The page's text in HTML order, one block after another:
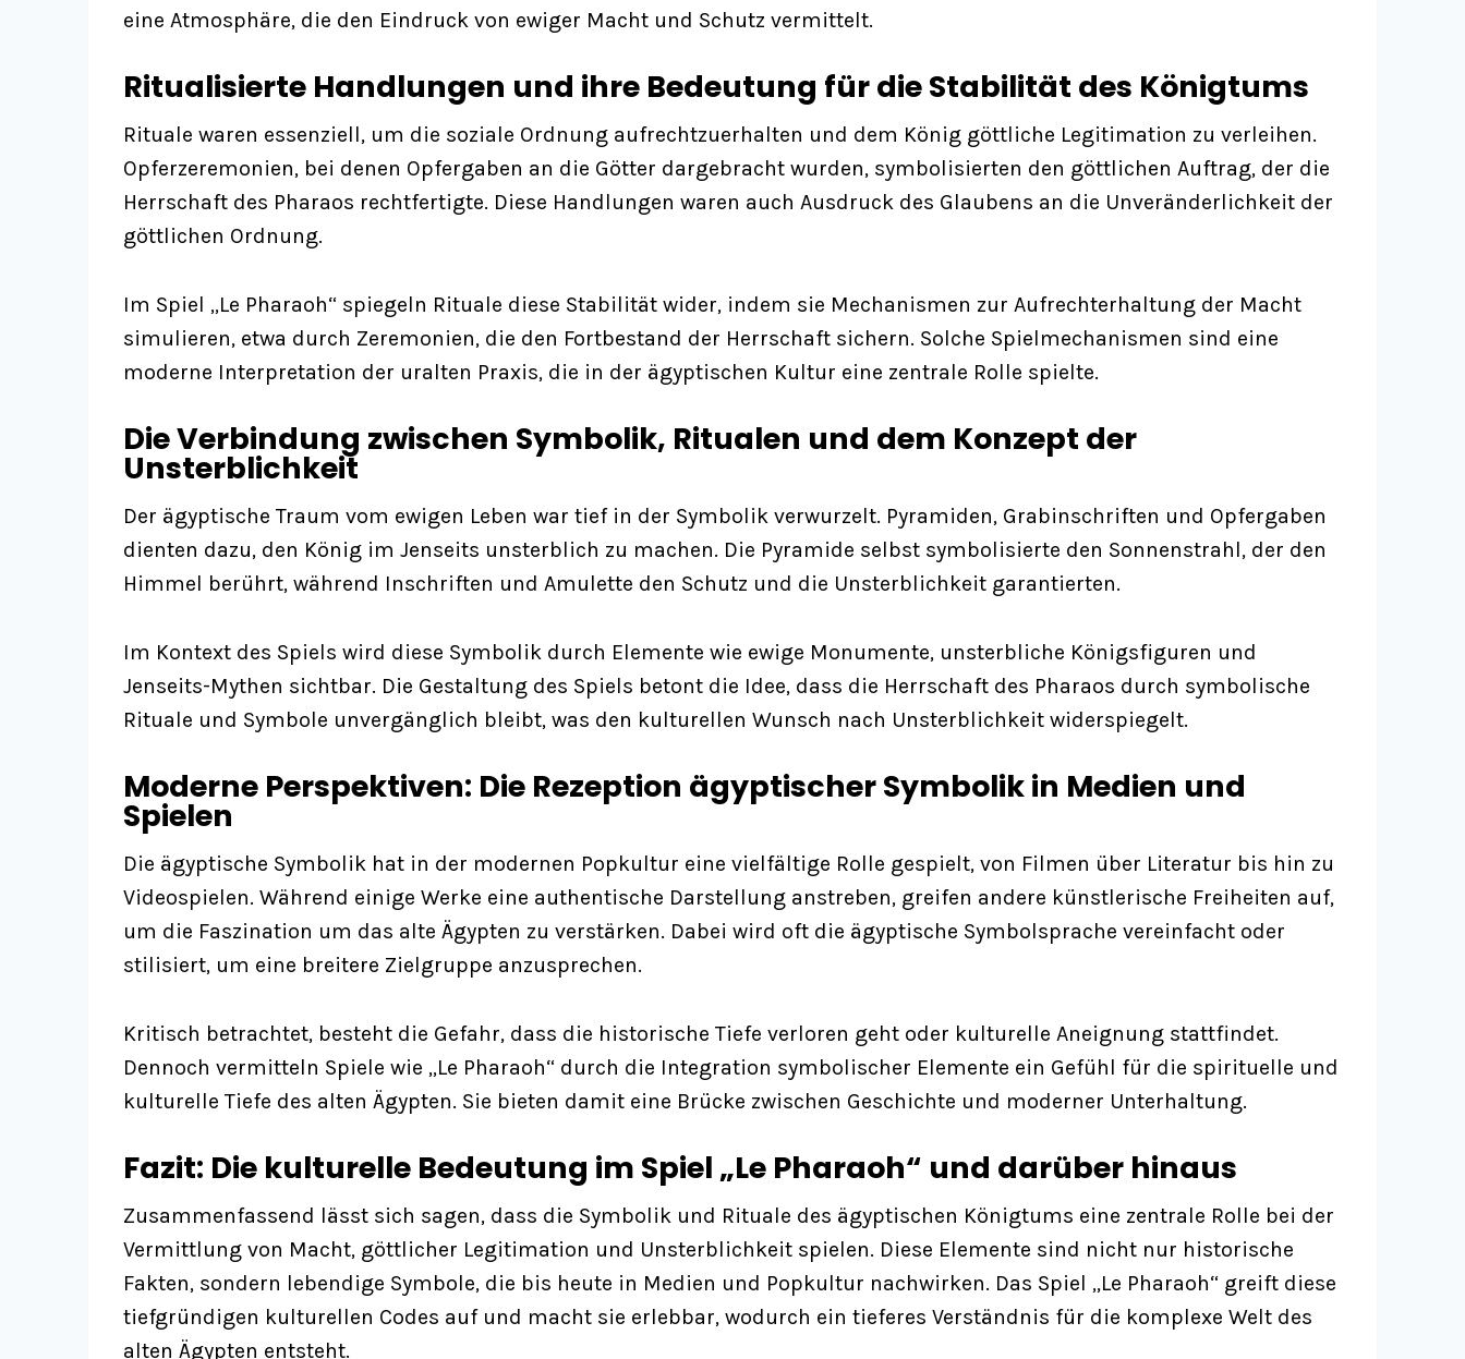
eine Atmosphäre, die den Eindruck von ewiger Macht und Schutz vermittelt.
Ritualisierte Handlungen und ihre Bedeutung für die Stabilität des Königtums
Rituale waren essenziell, um die soziale Ordnung aufrechtzuerhalten und dem König göttliche Legitimation zu verleihen.
Opferzeremonien, bei denen Opfergaben an die Götter dargebracht wurden, symbolisierten den göttlichen Auftrag, der die
Herrschaft des Pharaos rechtfertigte. Diese Handlungen waren auch Ausdruck des Glaubens an die Unveränderlichkeit der
göttlichen Ordnung.
Im Spiel „Le Pharaoh“ spiegeln Rituale diese Stabilität wider, indem sie Mechanismen zur Aufrechterhaltung der Macht
simulieren, etwa durch Zeremonien, die den Fortbestand der Herrschaft sichern. Solche Spielmechanismen sind eine
moderne Interpretation der uralten Praxis, die in der ägyptischen Kultur eine zentrale Rolle spielte.
Die Verbindung zwischen Symbolik, Ritualen und dem Konzept der
Unsterblichkeit
Der ägyptische Traum vom ewigen Leben war tief in der Symbolik verwurzelt. Pyramiden, Grabinschriften und Opfergaben
dienten dazu, den König im Jenseits unsterblich zu machen. Die Pyramide selbst symbolisierte den Sonnenstrahl, der den
Himmel berührt, während Inschriften und Amulette den Schutz und die Unsterblichkeit garantierten.
Im Kontext des Spiels wird diese Symbolik durch Elemente wie ewige Monumente, unsterbliche Königsfiguren und
Jenseits-Mythen sichtbar. Die Gestaltung des Spiels betont die Idee, dass die Herrschaft des Pharaos durch symbolische
Rituale und Symbole unvergänglich bleibt, was den kulturellen Wunsch nach Unsterblichkeit widerspiegelt.
Moderne Perspektiven: Die Rezeption ägyptischer Symbolik in Medien und
Spielen
Die ägyptische Symbolik hat in der modernen Popkultur eine vielfältige Rolle gespielt, von Filmen über Literatur bis hin zu
Videospielen. Während einige Werke eine authentische Darstellung anstreben, greifen andere künstlerische Freiheiten auf,
um die Faszination um das alte Ägypten zu verstärken. Dabei wird oft die ägyptische Symbolsprache vereinfacht oder
stilisiert, um eine breitere Zielgruppe anzusprechen.
Kritisch betrachtet, besteht die Gefahr, dass die historische Tiefe verloren geht oder kulturelle Aneignung stattfindet.
Dennoch vermitteln Spiele wie „Le Pharaoh“ durch die Integration symbolischer Elemente ein Gefühl für die spirituelle und
kulturelle Tiefe des alten Ägypten. Sie bieten damit eine Brücke zwischen Geschichte und moderner Unterhaltung.
Fazit: Die kulturelle Bedeutung im Spiel „Le Pharaoh“ und darüber hinaus
Zusammenfassend lässt sich sagen, dass die Symbolik und Rituale des ägyptischen Königtums eine zentrale Rolle bei der
Vermittlung von Macht, göttlicher Legitimation und Unsterblichkeit spielen. Diese Elemente sind nicht nur historische
Fakten, sondern lebendige Symbole, die bis heute in Medien und Popkultur nachwirken. Das Spiel „Le Pharaoh“ greift diese
tiefgründigen kulturellen Codes auf und macht sie erlebbar, wodurch ein tieferes Verständnis für die komplexe Welt des
alten Ägypten entsteht.